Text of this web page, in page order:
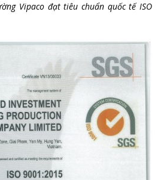
Vipaco đạt tiêu chuẩn quốc tế ISO